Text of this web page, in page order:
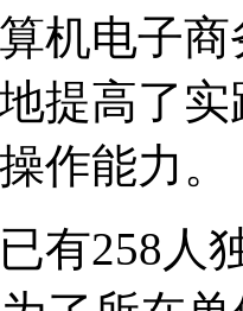
机电子
提高了
作能力。
有258人